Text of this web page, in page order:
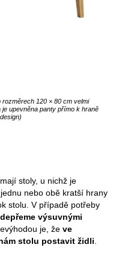
120 × 80 cm velmi
upevněna panty přímo k hraně
stoly, u nichž je
nebo obě kratší hrany
stolu. V případě potřeby
výsuvnými
je, že ve
stolu postavit židli